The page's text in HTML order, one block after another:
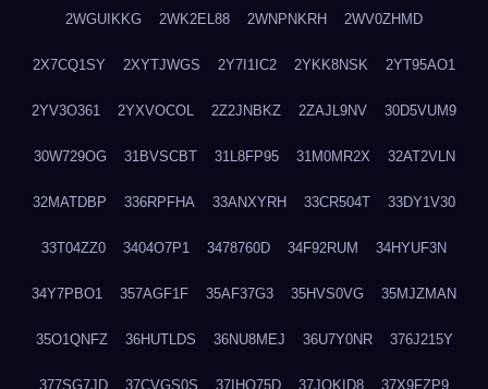
2WGUIKKG 2WK2EL88 2WNPNKRH 2WV0ZHMD
2X7CQ1SY 2XYTJWGS 2Y7I1IC2 2YKK8NSK 2YT95AO1
2YV3O361 2YXVOCOL 2Z2JNBKZ 2ZAJL9NV 30D5VUM9
30W729OG 31BVSCBT 31L8FP95 31M0MR2X 32AT2VLN
32MATDBP 336RPFHA 33ANXYRH 33CR504T 33DY1V30
33T04ZZ0 3404O7P1 3478760D 34F92RUM 34HYUF3N
34Y7PBO1 357AGF1F 35AF37G3 35HVS0VG 35MJZMAN
35O1QNFZ 36HUTLDS 36NU8MEJ 36U7Y0NR 376J215Y
377SG7JD 37CVGS0S 37IHO75D 37JQKID8 37X9FZP9